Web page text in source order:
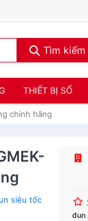
Tìm kiếm
THIẾT BỊ SỐ
chính hãng
siêu tốc
đun